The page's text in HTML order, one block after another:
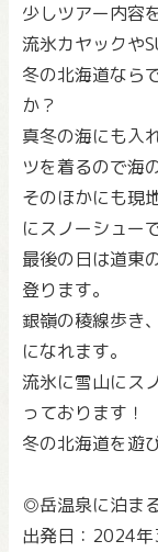
少しツアー内容
流氷カヤックや
冬の北海道なら
か？
真冬の海にも入
ツを着るので海
そのほかにも現
にスノーシュー
最後の日は道東
登ります。
銀嶺の稜線歩き
になれます。
流氷に雪山にス
っております！
冬の北海道を遊
◎岳温泉に泊ま
出発日：2024